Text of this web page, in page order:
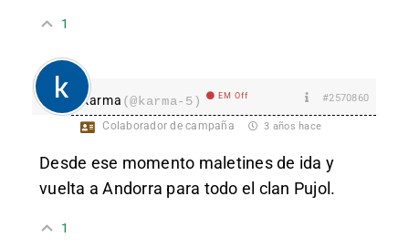
1
karma (@karma-5) EM Off #2570860
Colaborador de campaña 3 años hace
Desde ese momento maletines de ida y
vuelta a Andorra para todo el clan Pujol.
1